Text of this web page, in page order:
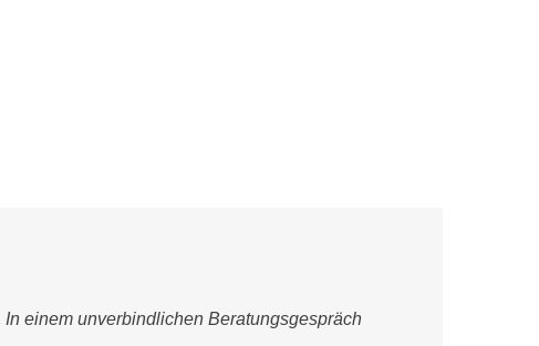
einem unverbindlichen Beratungsgespräch